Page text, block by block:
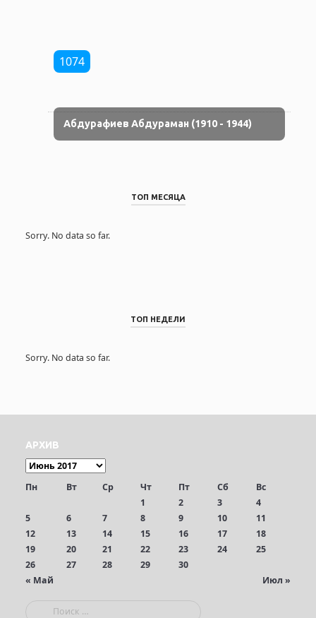
1074
Абдурафиев Абдураман (1910 - 1944)
ТОП МЕСЯЦА
Sorry. No data so far.
ТОП НЕДЕЛИ
Sorry. No data so far.
АРХИВ
Пн Вт Ср Чт Пт Сб Вс
« Май Июл »
1 2 3
4
5
6 7 8 9 10
11
12
13 14 15 16 17
18
19
20 21 22 23 24
25
26
27 28 29 30